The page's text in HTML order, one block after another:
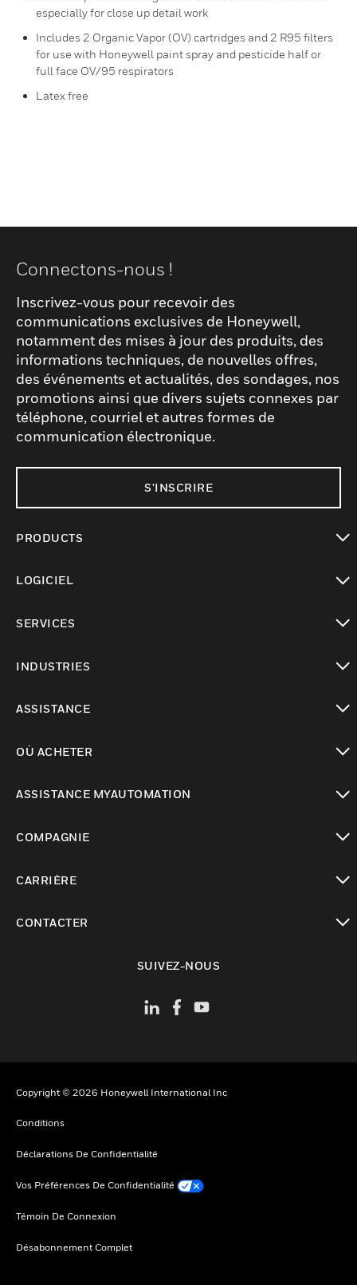
especially for close up detail work
Includes 2 Organic Vapor (OV) cartridges and 2 R95 filters
for use with Honeywell paint spray and pesticide half or
full face OV/95 respirators
Latex free
Connectons-nous !
Inscrivez-vous pour recevoir des
communications exclusives de Honeywell,
notamment des mises à jour des produits, des
informations techniques, de nouvelles offres,
des événements et actualités, des sondages, nos
promotions ainsi que divers sujets connexes par
téléphone, courriel et autres formes de
communication électronique.
S'INSCRIRE
PRODUCTS
LOGICIEL
SERVICES
INDUSTRIES
ASSISTANCE
OÙ ACHETER
ASSISTANCE MYAUTOMATION
COMPAGNIE
CARRIÈRE
CONTACTER
SUIVEZ-NOUS
Copyright © 2026 Honeywell International Inc
Conditions
Déclarations De Confidentialité
Vos Préférences De Confidentialité
Témoin De Connexion
Désabonnement Complet